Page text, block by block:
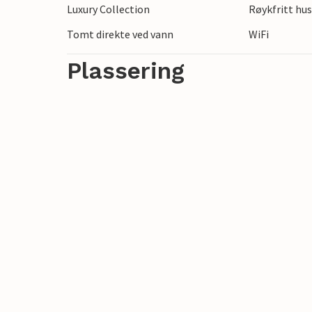
besøke de innbydende byene Maaseik
noen hundre meter unna.
Luxury Collection
Røykfritt hus
Tomt direkte ved vann
WiFi
Plassering